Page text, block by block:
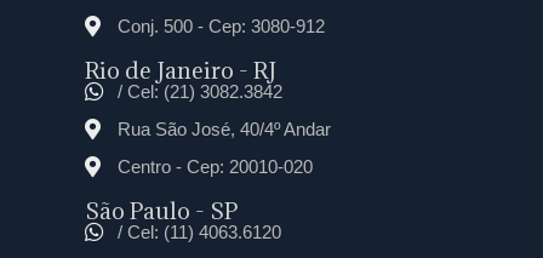
Conj. 500 - Cep: 3080-912
Rio de Janeiro - RJ
/ Cel: (21) 3082.3842
Rua São José, 40/4º Andar
Centro - Cep: 20010-020
São Paulo - SP
/ Cel: (11) 4063.6120